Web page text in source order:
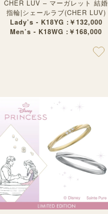
CHER LUV – マーガレット 結婚
指輪|シェールラブ(CHER LUV)
Lady’s - K18YG :￥132,000
Men’s - K18WG :￥168,000